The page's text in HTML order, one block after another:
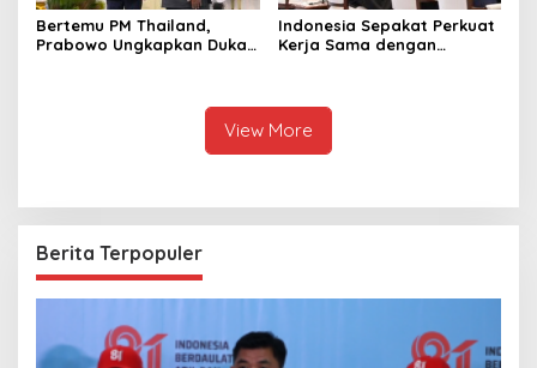
Bertemu PM Thailand,
Prabowo Ungkapkan Duka
Indonesia Sepakat Perkuat
Kerja Sama dengan
View More
Berita Terpopuler